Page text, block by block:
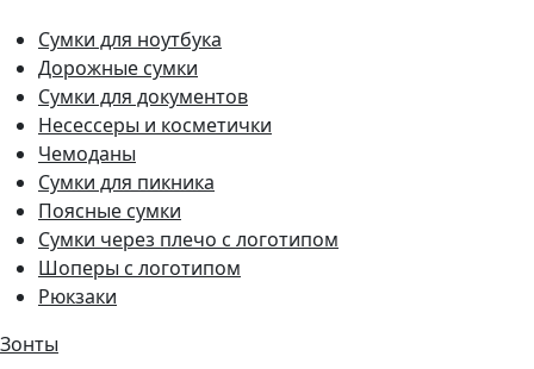
Сумки для ноутбука
Дорожные сумки
Сумки для документов
Несессеры и косметички
Чемоданы
Сумки для пикника
Поясные сумки
Сумки через плечо с логотипом
Шоперы с логотипом
Рюкзаки
Зонты